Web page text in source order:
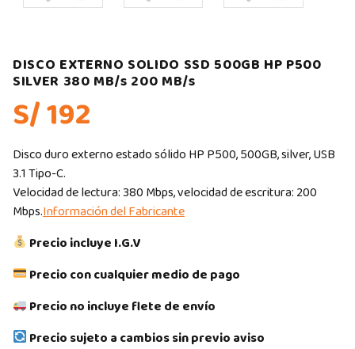
DISCO EXTERNO SOLIDO SSD 500GB HP P500
SILVER 380 MB/s 200 MB/s
S/ 192
Disco duro externo estado sólido HP P500, 500GB, silver, USB
3.1 Tipo-C.
Velocidad de lectura: 380 Mbps, velocidad de escritura: 200
Mbps.Información del Fabricante
Precio incluye I.G.V
Precio con cualquier medio de pago
Precio no incluye flete de envío
Precio sujeto a cambios sin previo aviso